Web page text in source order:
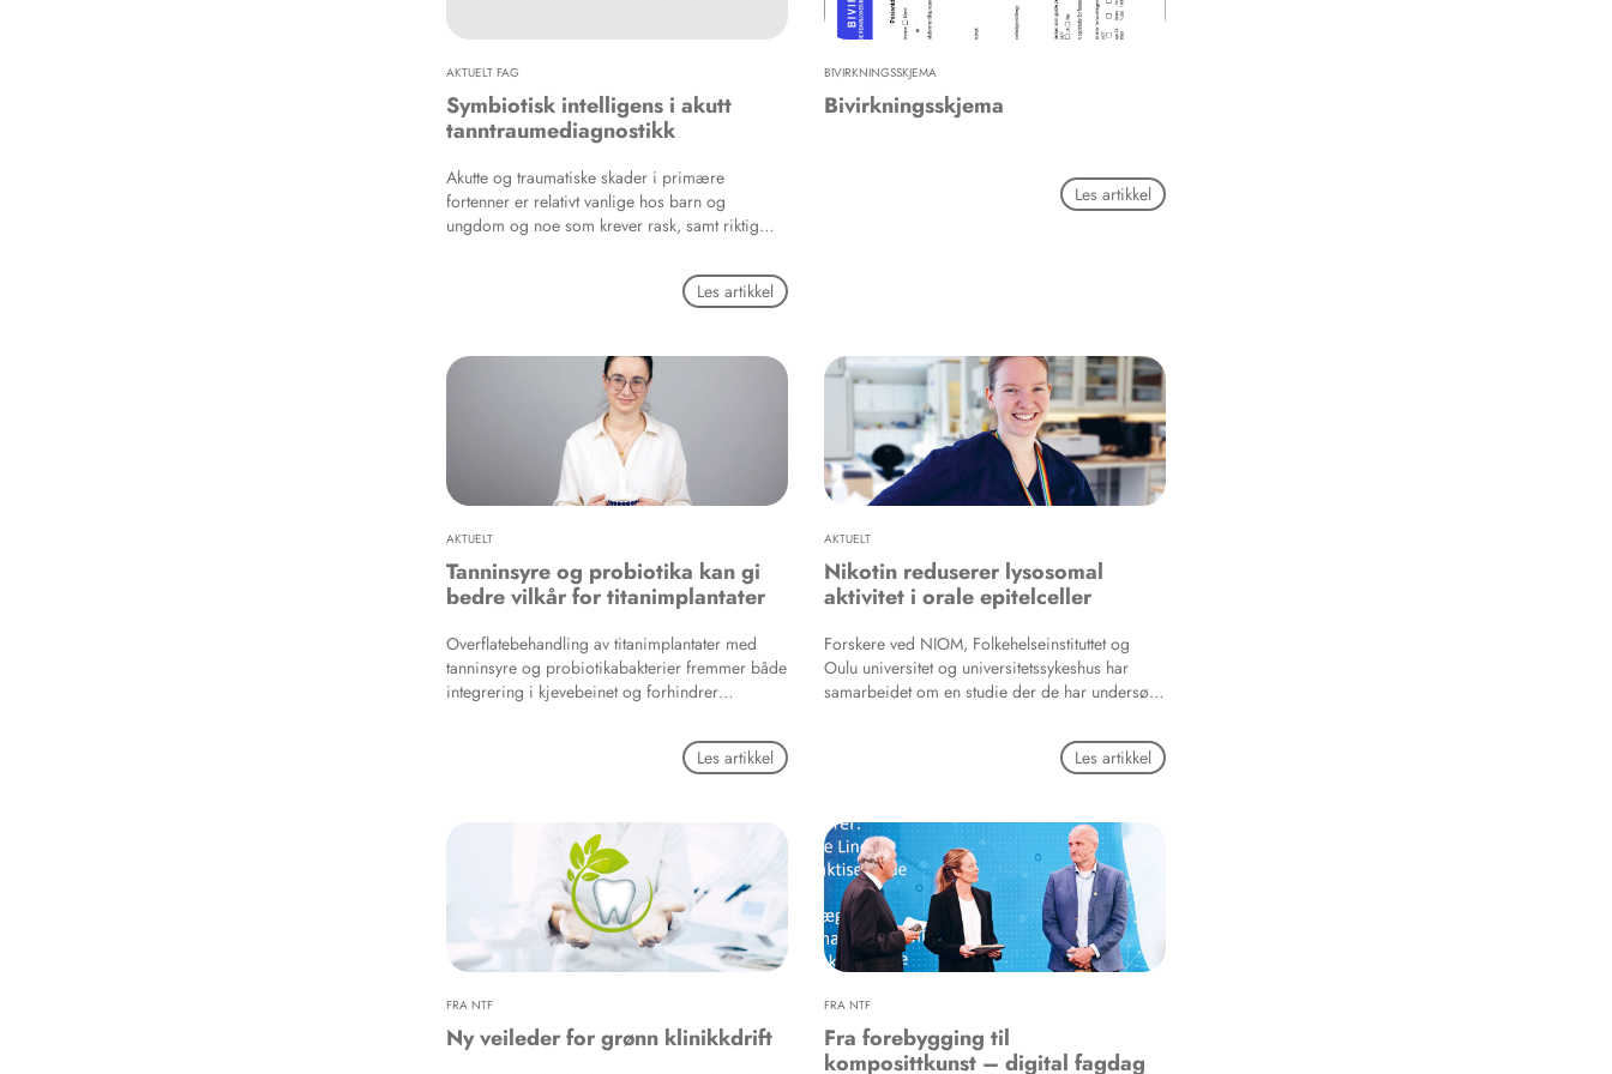
tandpleje/tandlæge som alle andre patienter, er
det vigtigt som tandlæge at have kendskab til
denne patientgruppe.
AKTUELT FAG
Symbiotisk intelligens i akutt
tanntraumediagnostikk
Akutte og traumatiske skader i primære
fortenner er relativt vanlige hos barn og
ungdom og noe som krever rask, samt riktig
tannhelsehjelp ofte begrenset i spredtbygde
strøk, samt ved ekstremvær og rasisolasjon.
Les artikkel
BIVIRKNINGSSKJEMA
Bivirkningsskjema
Les artikkel
AKTUELT
Tanninsyre og probiotika kan gi
bedre vilkår for titanimplantater
Overflatebehandling av titanimplantater med
tanninsyre og probiotikabakterier fremmer både
integrering i kjevebeinet og forhindrer
vilkårene for et vellykket resultat ved innsetting av
Les artikkel
AKTUELT
Nikotin reduserer lysosomal
aktivitet i orale epitelceller
Forskere ved NIOM, Folkehelseinstituttet og
Oulu universitet og universitetssykeshus har
samarbeidet om en studie der de har undersøkt
Les artikkel
FRA NTF
Ny veileder for grønn klinikkdrift
FRA NTF
Fra forebygging til
komposittkunst – digital fagdag